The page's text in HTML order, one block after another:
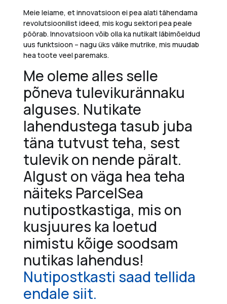
Meie leiame, et innovatsioon ei pea alati tähendama
revolutsioonilist ideed, mis kogu sektori pea peale
pöörab. Innovatsioon võib olla ka nutikalt läbimõeldud
uus funktsioon – nagu üks väike mutrike, mis muudab
hea toote veel paremaks.
Me oleme alles selle
põneva tulevikurännaku
alguses. Nutikate
lahendustega tasub juba
täna tutvust teha, sest
tulevik on nende päralt.
Algust on väga hea teha
näiteks ParcelSea
nutipostkastiga, mis on
kusjuures ka loetud
nimistu kõige soodsam
nutikas lahendus!
Nutipostkasti saad tellida
endale siit.